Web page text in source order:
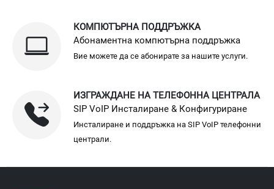
КОМПЮТЪРНА ПОДДРЪЖКА
Абонаментна компютърна поддръжка
Вие можете да се абонирате за нашите услуги.
ИЗГРАЖДАНЕ НА ТЕЛЕФОННА ЦЕНТРАЛА
SIP VoIP Инсталиране & Конфигуриране
Инсталиране и поддръжка на SIP VoIP телефонни
централи.